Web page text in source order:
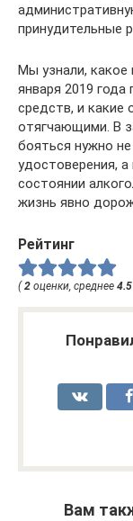
принудительные
Мы узнали, какое
января 2019 года
средств, и какие
отягчающими. В
бояться нужно
удостоверения,
состоянии
жизнь явно
Рейтинг
( 2 оценки, среднее 4.5
Вам